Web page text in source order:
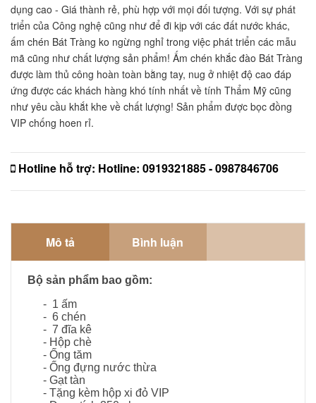
dụng cao - Giá thành rẻ, phù hợp với mọi đối tượng. Với sự phát
triển của Công nghệ cũng như để đi kịp với các đất nước khác,
ấm chén Bát Tràng ko ngừng nghỉ trong việc phát triển các mẫu
mã cũng như chất lượng sản phẩm! Ấm chén khắc đào Bát Tràng
được làm thủ công hoàn toàn bằng tay, nug ở nhiệt độ cao đáp
ứng được các khách hàng khó tính nhất về tính Thẩm Mỹ cũng
như yêu cầu khắt khe về chất lượng! Sản phẩm được bọc đồng
VIP chống hoen rỉ.
Hotline hỗ trợ: Hotline: 0919321885 - 0987846706
Mô tả Bình luận
Bộ sản phẩm bao gồm:
- 1 ấm
- 6 chén
- 7 đĩa kê
- Hộp chè
- Ống tăm
- Ống đựng nước thừa
- Gạt tàn
- Tặng kèm hộp xi đỏ VIP